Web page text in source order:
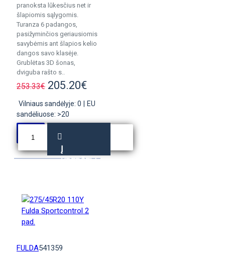
pranoksta lūkesčius net ir
šlapiomis sąlygomis.
Turanza 6 padangos,
pasižyminčios geriausiomis
savybėmis ant šlapios kelio
dangos savo klasėje.
Grublėtas 3D šonas,
dviguba rašto s..
253.33€ 205.20€
Vilniaus sandėlyje: 0
EU
sandėliuose: >20
Į
KREPŠELĮ
FULDA541359